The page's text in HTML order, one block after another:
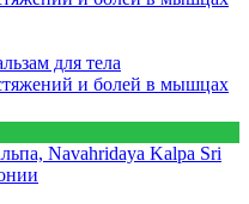
для тела
и болей в мышцах